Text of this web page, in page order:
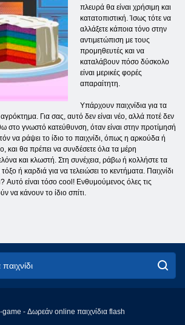
πλευρά θα είναι χρήσιμη και
κατατοπιστική. Ίσως τότε να
αλλάξετε κάποια τόνο στην
αντιμετώπιση με τους
προμηθευτές και να
καταλάβουν πόσο δύσκολο
είναι μερικές φορές
απαραίτητη.
Υπάρχουν παιχνίδια για τα
Για σας, αυτό δεν είναι νέο, αλλά ποτέ δεν
στο γνωστό κατεύθυνση, όταν είναι στην προτίμησή
να ράψει το ίδιο το παιχνίδι, όπως η αρκούδα ή
και θα πρέπει να συνδέσετε όλα τα μέρη
και κλωστή. Στη συνέχεια, ράβω ή κολλήστε τα
ή καρδιά για να τελειώσει το κεντήματα. Παιχνίδι
Αυτό είναι τόσο cool! Ενθυμούμενος όλες τις
κάνουν το ίδιο σπίτι.
- Δωρεάν online παιχνίδια flash